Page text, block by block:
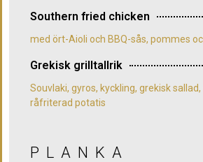
Southern fried chicken
med ört-Aioli och BBQ-sås, pommes
Grekisk grilltallrik
Souvlaki, gyros, kyckling, grekisk
råfriterad potatis
PLANKA